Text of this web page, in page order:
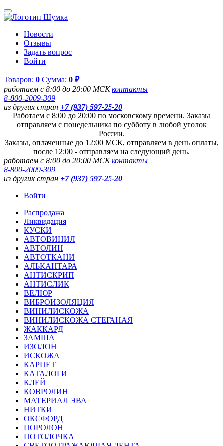
Новости
Отзывы
Задать вопрос
Войти
Товаров: 0 Сумма: 0 ₽
работаем с 8:00 до 20:00 МСКконтакты
8-800-2009-309
из других стран +7 (937) 597-25-20
Работаем с 8:00 до 20:00 по московскому времени. Заказы
отправляем с понедельника по субботу в любой уголок
России.
Заказы, оплаченные до 12:00 МСК, отправляем в день оплаты,
после 12:00 - отправляем на следующий день.
работаем с 8:00 до 20:00 МСКконтакты
8-800-2009-309
из других стран +7 (937) 597-25-20
Войти
Распродажа
Ликвидация
КУСКИ
АВТОВИНИЛ
АВТОЛИН
АВТОТКАНИ
АЛЬКАНТАРА
АНТИСКРИП
АНТИСЛИК
ВЕЛЮР
ВИБРОИЗОЛЯЦИЯ
ВИНИЛИСКОЖА
ВИНИЛИСКОЖА СТЕГАНАЯ
ЖАККАРД
ЗАМША
ИЗОЛОН
ИСКОЖА
КАРПЕТ
КАТАЛОГИ
КЛЕЙ
КОВРОЛИН
МАТЕРИАЛ ЭВА
НИТКИ
ОКСФОРД
ПОРОЛОН
ПОТОЛОЧКА